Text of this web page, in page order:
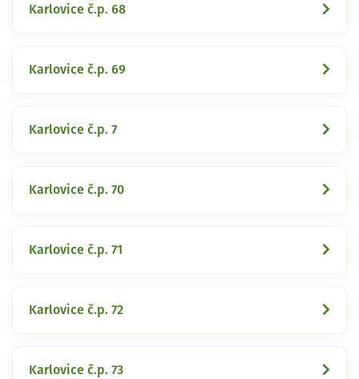
Karlovice č.p. 68
Karlovice č.p. 69
Karlovice č.p. 7
Karlovice č.p. 70
Karlovice č.p. 71
Karlovice č.p. 72
Karlovice č.p. 73